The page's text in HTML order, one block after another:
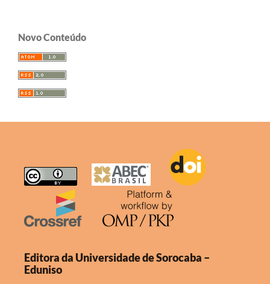
Novo Conteúdo
Editora da Universidade de Sorocaba –
Eduniso